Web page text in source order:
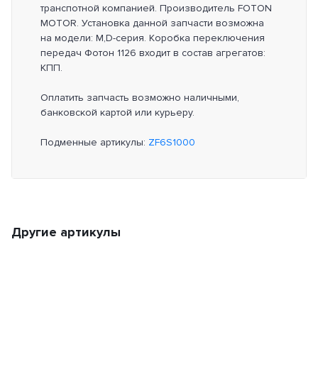
транспотной компанией. Производитель FOTON
MOTOR. Установка данной запчасти возможна
на модели: М,D-серия. Коробка переключения
передач Фотон 1126 входит в состав агрегатов:
КПП.
Оплатить запчасть возможно наличными,
банковской картой или курьеру.
Подменные артикулы: ZF6S1000
Другие артикулы